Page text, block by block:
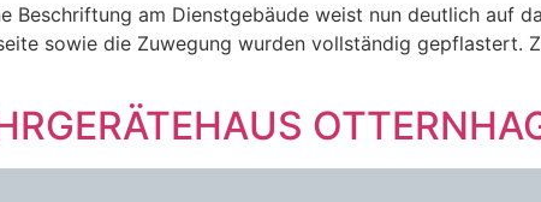
am Dienstgebäude weist nun deutlich auf
sowie die Zuwegung wurden vollständig gepflastert.